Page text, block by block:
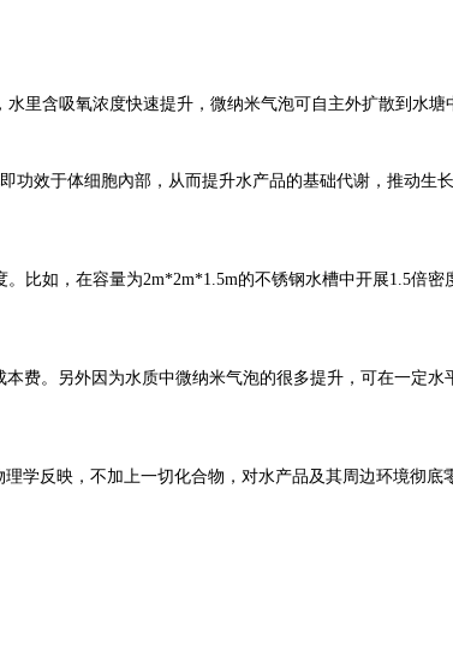
里含吸氧浓度快速提升，微纳米气泡可自主外扩散到水塘
效于体细胞內部，从而提升水产品的基础代谢，推动生
比如，在容量为2m*2m*1.5m的不锈钢水槽中开展1.5倍密
费。另外因为水质中微纳米气泡的很多提升，可在一定水
学反映，不加上一切化合物，对水产品及其周边环境彻底